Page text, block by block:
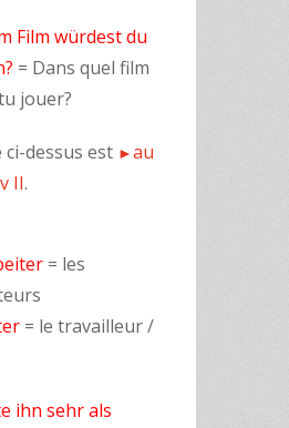
Film würdest du
= Dans quel film
jouer?
ci-dessus est ►au
II.
= les
= le travailleur /
ihn sehr als